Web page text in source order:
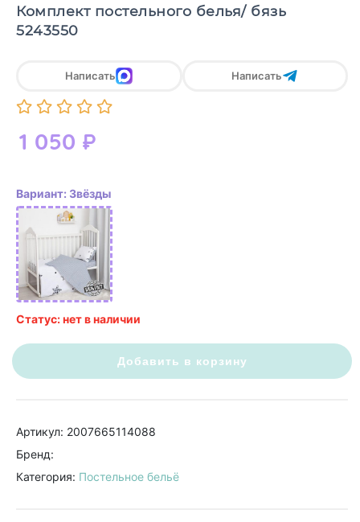
Комплект постельного белья/ бязь
5243550
1 050 ₽
Написать Написать
Вариант: Звёзды
Статус: нет в наличии
Добавить в корзину
Артикул: 2007665114088
Бренд:
Категория: Постельное бельё